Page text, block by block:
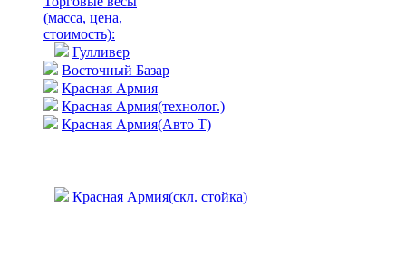
(масса, цена,
стоимость):
Гулливер
Восточный Базар
Красная Армия
Красная Армия(технолог.)
Красная Армия(Авто Т)
Красная Армия(скл. стойка)